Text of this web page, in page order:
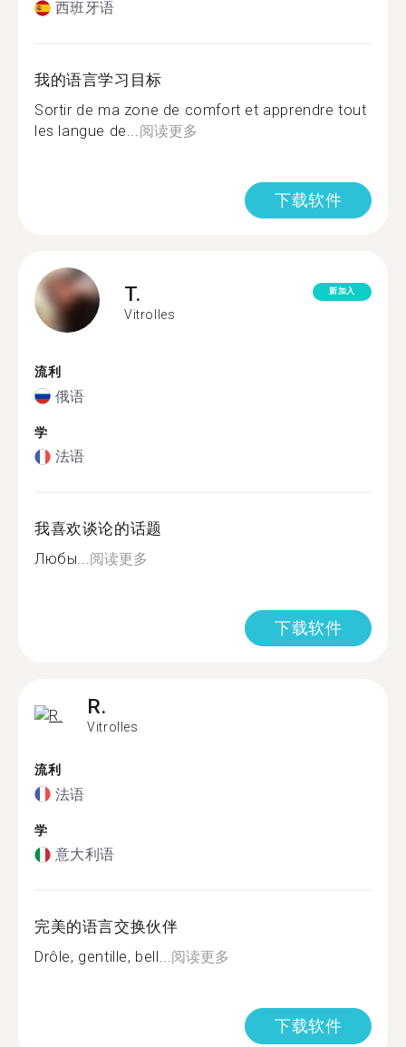
西班牙语
我的语言学习目标
Sortir de ma zone de comfort et apprendre tout
les langue de...阅读更多
下载软件
T.
Vitrolles
新加入
流利
俄语
学
法语
我喜欢谈论的话题
Любы...阅读更多
下载软件
R.
Vitrolles
流利
法语
学
意大利语
完美的语言交换伙伴
Drôle, gentille, bell...阅读更多
下载软件